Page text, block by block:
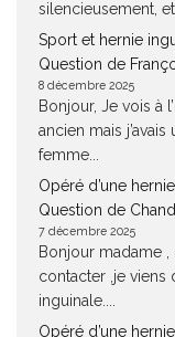
silencieusement, et
Sport et hernie
Question de
8 décembre 2025
Bonjour, Je vois à
ancien mais
femme...
Opéré d’une
Question de
7 décembre 2025
Bonjour madame
contacter ,je viens
inguinale....
Opéré d’une